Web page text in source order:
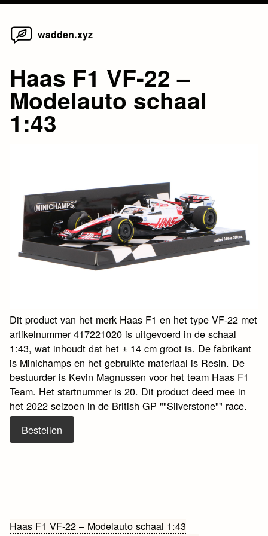
Skip
wadden.xyz
Haas F1 VF-22 –
Modelauto schaal
1:43
Dit product van het merk Haas F1 en het type VF-22 met
artikelnummer 417221020 is uitgevoerd in de schaal
1:43, wat inhoudt dat het ± 14 cm groot is. De fabrikant
is Minichamps en het gebruikte materiaal is Resin. De
bestuurder is Kevin Magnussen voor het team Haas F1
Team. Het startnummer is 20. Dit product deed mee in
het 2022 seizoen in de British GP ""Silverstone"" race.
Bestellen
Bericht
Haas F1 VF-22 – Modelauto schaal 1:43